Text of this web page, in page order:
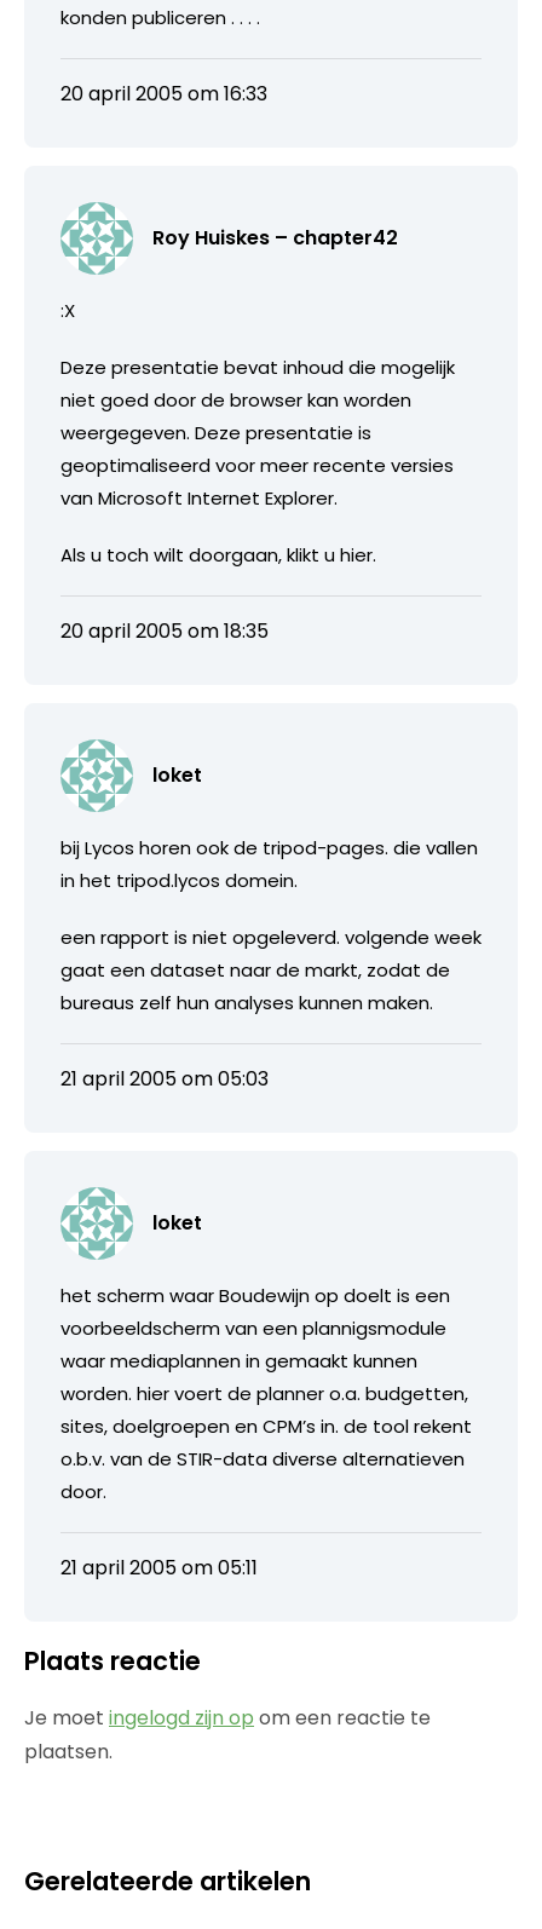
konden publiceren . . . .
20 april 2005 om 16:33
Roy Huiskes – chapter42
:X
Deze presentatie bevat inhoud die mogelijk
niet goed door de browser kan worden
weergegeven. Deze presentatie is
geoptimaliseerd voor meer recente versies
van Microsoft Internet Explorer.
Als u toch wilt doorgaan, klikt u hier.
20 april 2005 om 18:35
loket
bij Lycos horen ook de tripod-pages. die vallen
in het tripod.lycos domein.
een rapport is niet opgeleverd. volgende week
gaat een dataset naar de markt, zodat de
bureaus zelf hun analyses kunnen maken.
21 april 2005 om 05:03
loket
het scherm waar Boudewijn op doelt is een
voorbeeldscherm van een plannigsmodule
waar mediaplannen in gemaakt kunnen
worden. hier voert de planner o.a. budgetten,
sites, doelgroepen en CPM’s in. de tool rekent
o.b.v. van de STIR-data diverse alternatieven
door.
21 april 2005 om 05:11
Plaats reactie
Je moet ingelogd zijn op om een reactie te
plaatsen.
Gerelateerde artikelen